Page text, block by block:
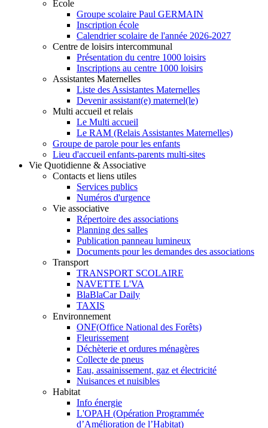
École
Groupe scolaire Paul GERMAIN
Inscription école
Calendrier scolaire de l'année 2026-2027
Centre de loisirs intercommunal
Présentation du centre 1000 loisirs
Inscriptions au centre 1000 loisirs
Assistantes Maternelles
Liste des Assistantes Maternelles
Devenir assistant(e) maternel(le)
Multi accueil et relais
Le Multi accueil
Le RAM (Relais Assistantes Maternelles)
Groupe de parole pour les enfants
Lieu d'accueil enfants-parents multi-sites
Vie Quotidienne & Associative
Contacts et liens utiles
Services publics
Numéros d'urgence
Vie associative
Répertoire des associations
Planning des salles
Publication panneau lumineux
Documents pour les demandes des associations
Transport
TRANSPORT SCOLAIRE
NAVETTE L'VA
BlaBlaCar Daily
TAXIS
Environnement
ONF(Office National des Forêts)
Fleurissement
Déchèterie et ordures ménagères
Collecte de pneus
Eau, assainissement, gaz et électricité
Nuisances et nuisibles
Habitat
Info énergie
L'OPAH (Opération Programmée
d’Amélioration de l’Habitat)